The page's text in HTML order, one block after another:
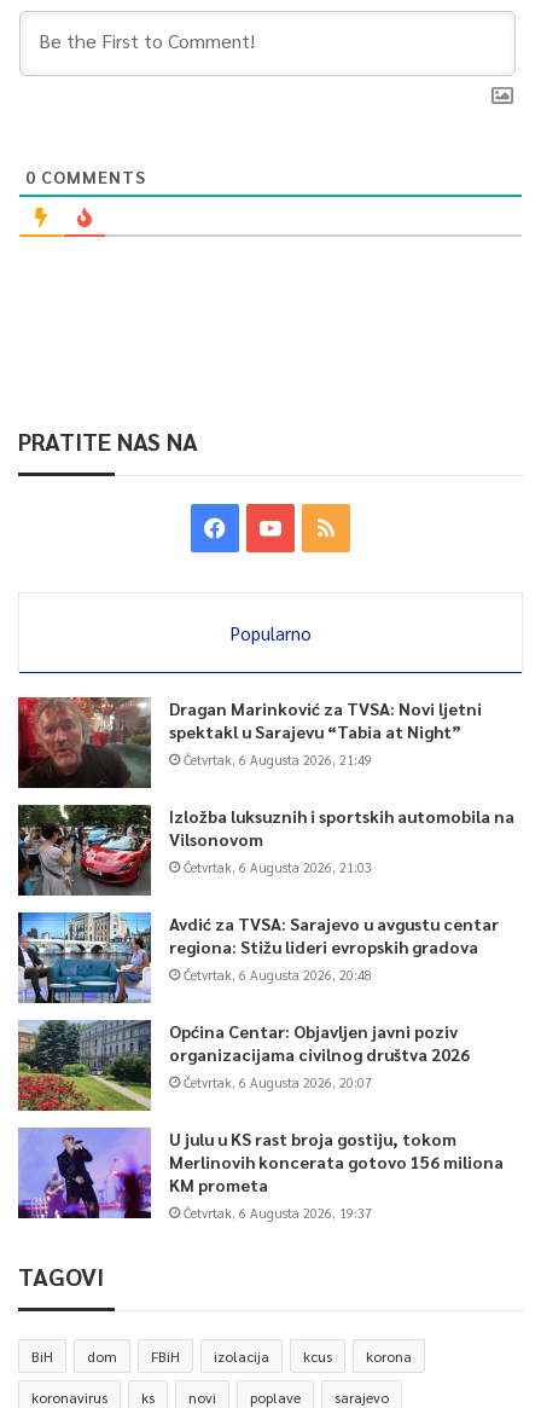
0 COMMENTS
PRATITE NAS NA
Popularno
Dragan Marinković za TVSA: Novi ljetni
spektakl u Sarajevu “Tabia at Night”
Četvrtak, 6 Augusta 2026, 21:49
Izložba luksuznih i sportskih automobila na
Vilsonovom
Četvrtak, 6 Augusta 2026, 21:03
Avdić za TVSA: Sarajevo u avgustu centar
regiona: Stižu lideri evropskih gradova
Četvrtak, 6 Augusta 2026, 20:48
Općina Centar: Objavljen javni poziv
organizacijama civilnog društva 2026
Četvrtak, 6 Augusta 2026, 20:07
U julu u KS rast broja gostiju, tokom
Merlinovih koncerata gotovo 156 miliona
KM prometa
Četvrtak, 6 Augusta 2026, 19:37
TAGOVI
BiH dom FBiH izolacija kcus korona
koronavirus ks novi poplave sarajevo